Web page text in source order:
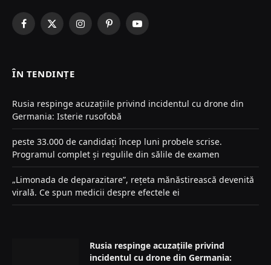
Facebook
X
InstagramPinterestYouTube
ÎN TENDINȚE
Rusia respinge acuzațiile privind incidentul cu drone din
Germania: Isterie rusofobă
peste 33.000 de candidați încep luni probele scrise.
Programul complet și regulile din sălile de examen
„Limonada de deparazitare”, rețeta mănăstirească devenită
virală. Ce spun medicii despre efectele ei
Rusia respinge acuzațiile privind
incidentul cu drone din Germania: